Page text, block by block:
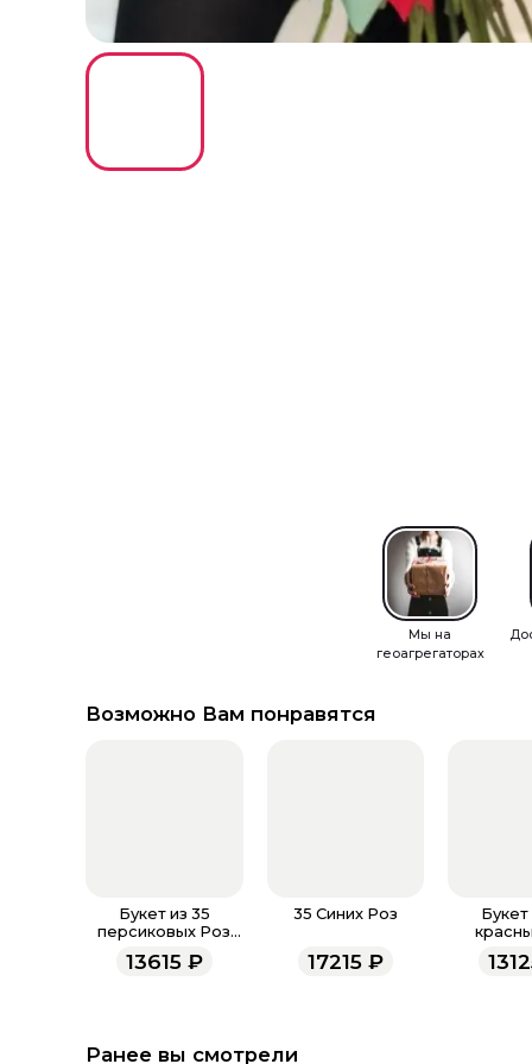
Мы на
геоагрегаторах
Возможно Вам понравятся
Букет из 35
персиковых Роз
матовой бумаге 50
13615₽
35 Синих Роз
17215₽
Букет
Ранее вы смотрели